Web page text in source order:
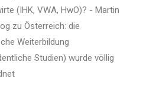
(IHK, VWA, HwO)? - Martin
zu Österreich: die
Weiterbildung
Studien) wurde völlig